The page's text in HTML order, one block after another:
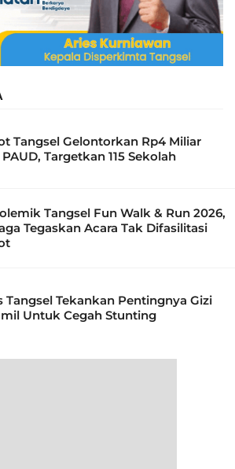
Tangsel Gelontorkan Rp4 Miliar
Targetkan 115 Sekolah
Tangsel Fun Walk & Run 2026,
Tegaskan Acara Tak Difasilitasi
Tangsel Tekankan Pentingnya Gizi
Untuk Cegah Stunting